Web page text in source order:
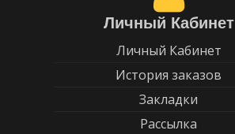
Личный Кабинет
Личный Кабинет
История заказов
Закладки
Рассылка